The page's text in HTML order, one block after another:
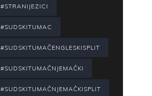
#STRANIJEZICI
#SUDSKITUMAC
#SUDSKITUMAČENGLESKISPLIT
#SUDSKITUMAČNJEMAČKI
#SUDSKITUMAČNJEMAČKISPLIT